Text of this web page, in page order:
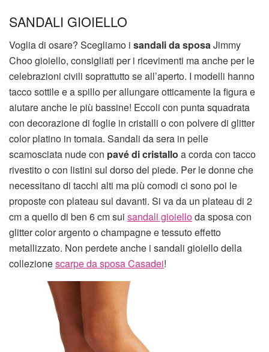
SANDALI GIOIELLO
Voglia di osare? Scegliamo i sandali da sposa Jimmy
Choo gioiello, consigliati per i ricevimenti ma anche per le
celebrazioni civili soprattutto se all’aperto. I modelli hanno
tacco sottile e a spillo per allungare otticamente la figura e
aiutare anche le più bassine! Eccoli con punta squadrata
con decorazione di foglie in cristalli o con polvere di glitter
color platino in tomaia. Sandali da sera in pelle
scamosciata nude con pavé di cristallo a corda con tacco
rivestito o con listini sul dorso del piede. Per le donne che
necessitano di tacchi alti ma più comodi ci sono poi le
proposte con plateau sul davanti. Si va da un plateau di 2
cm a quello di ben 6 cm sui sandali gioielloda sposa con
glitter color argento o champagne e tessuto effetto
metallizzato. Non perdete anche i sandali gioiello della
collezionescarpe da sposa Casadei!